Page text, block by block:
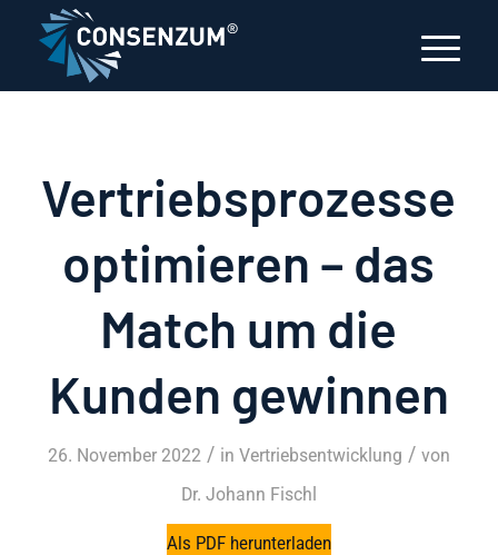
Vertriebsprozesse
optimieren – das
Match um die
Kunden gewinnen
26. November 2022 / in Vertriebsentwicklung / von
Dr. Johann Fischl
Als PDF herunterladen